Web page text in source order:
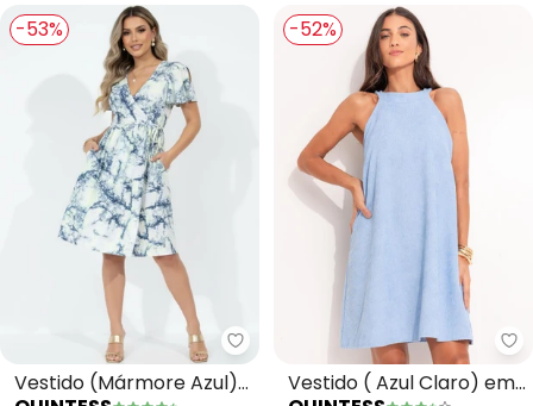
-53%
Quintess - Vestido (Mármore
Vestido (Mármore Azul)
-52%
Vestido ( Azul Claro) em